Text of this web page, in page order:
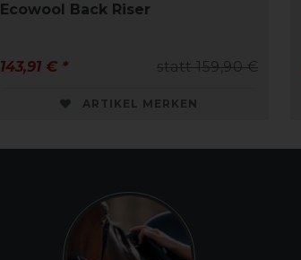
Ecowool Back Riser
statt 159,90 €
143,91 € *
ARTIKEL MERKEN